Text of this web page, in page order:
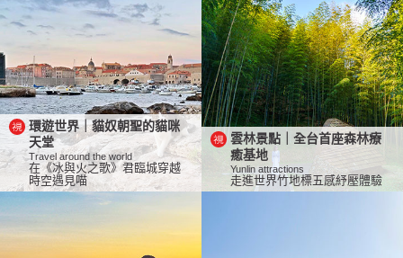
環遊世界｜貓奴朝聖的貓咪
天堂
Travel around the world
在《冰與火之歌》君臨城穿越
時空遇見喵
雲林景點｜全台首座森林療
癒基地
Yunlin attractions
走進世界竹地標五感紓壓體驗